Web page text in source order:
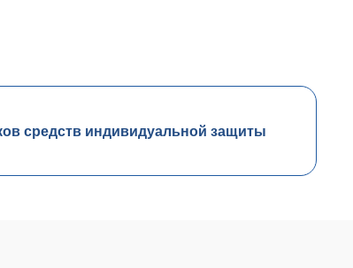
средств индивидуальной защиты